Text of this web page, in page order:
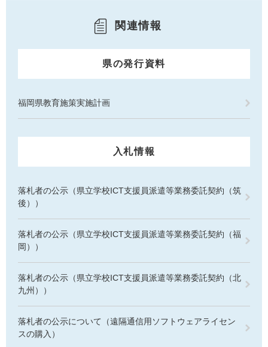
関連情報
県の発行資料
福岡県教育施策実施計画
入札情報
落札者の公示（県立学校ICT支援員派遣等業務委託契約（筑
後））
落札者の公示（県立学校ICT支援員派遣等業務委託契約（福
岡））
落札者の公示（県立学校ICT支援員派遣等業務委託契約（北
九州））
落札者の公示について（遠隔通信用ソフトウェアライセン
スの購入）